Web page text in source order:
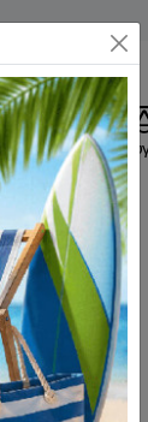
Αγαπημένα